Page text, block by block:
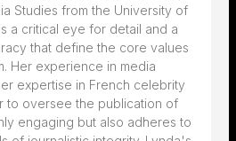
Studies from the University of
a critical eye for detail and a
that define the core values
Her experience in media
expertise in French celebrity
to oversee the publication of
engaging but also adheres to